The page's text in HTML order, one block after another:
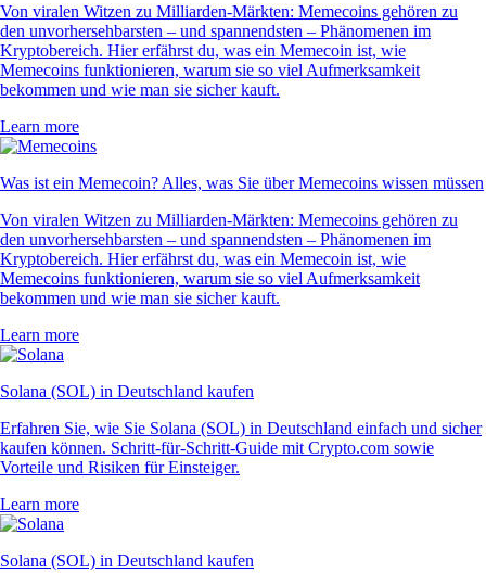
Von viralen Witzen zu Milliarden-Märkten: Memecoins gehören zu
den unvorhersehbarsten – und spannendsten – Phänomenen im
Kryptobereich. Hier erfährst du, was ein Memecoin ist, wie
Memecoins funktionieren, warum sie so viel Aufmerksamkeit
bekommen und wie man sie sicher kauft.
Learn more
Was ist ein Memecoin? Alles, was Sie über Memecoins wissen müssen
Von viralen Witzen zu Milliarden-Märkten: Memecoins gehören zu
den unvorhersehbarsten – und spannendsten – Phänomenen im
Kryptobereich. Hier erfährst du, was ein Memecoin ist, wie
Memecoins funktionieren, warum sie so viel Aufmerksamkeit
bekommen und wie man sie sicher kauft.
Learn more
Solana (SOL) in Deutschland kaufen
Erfahren Sie, wie Sie Solana (SOL) in Deutschland einfach und sicher
kaufen können. Schritt-für-Schritt-Guide mit Crypto.com sowie
Vorteile und Risiken für Einsteiger.
Learn more
Solana (SOL) in Deutschland kaufen